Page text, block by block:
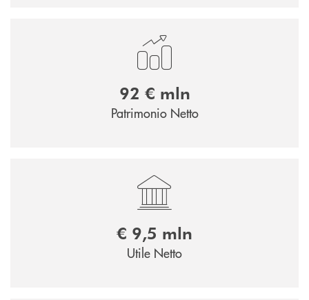
92 € mln
Patrimonio Netto
€ 9,5 mln
Utile Netto